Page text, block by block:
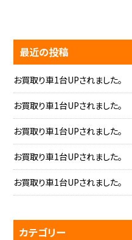
最近の投稿
お買取り車1台UPされました。
お買取り車1台UPされました。
お買取り車1台UPされました。
お買取り車1台UPされました。
お買取り車1台UPされました。
カテゴリー